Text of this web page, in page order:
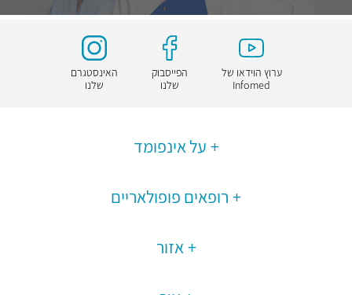
ערוץ הוידאו של
Infomed
הפייסבוק
שלנו
האינסטגרם
שלנו
על אינפומד
רופאים פופולאריים
אזור